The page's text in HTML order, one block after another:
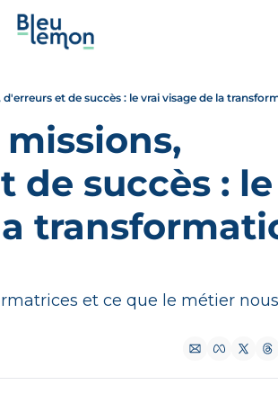
d'erreurs et de succès : le vrai visage de la
de succès :
et ce que le métier